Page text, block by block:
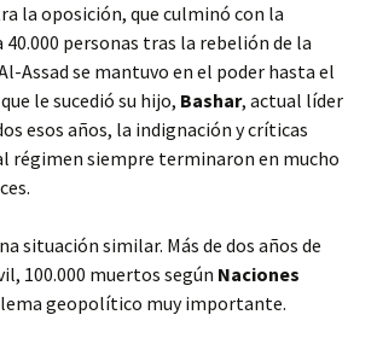
la oposición, que culminó con la
40.000 personas tras la rebelión de la
Assad se mantuvo en el poder hasta el
le sucedió su hijo, Bashar, actual líder
esos años, la indignación y críticas
régimen siempre terminaron en mucho
situación similar. Más de dos años de
100.000 muertos según Naciones
geopolítico muy importante.